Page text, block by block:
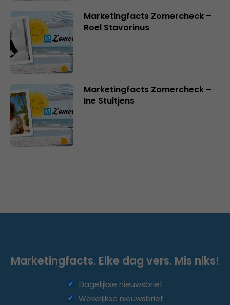
Marketingfacts Zomercheck –
Roel Stavorinus
Marketingfacts Zomercheck –
Ine Stultjens
Marketingfacts. Elke dag vers. Mis niks!
Dagelijkse nieuwsbrief
Wekelijkse nieuwsbrief